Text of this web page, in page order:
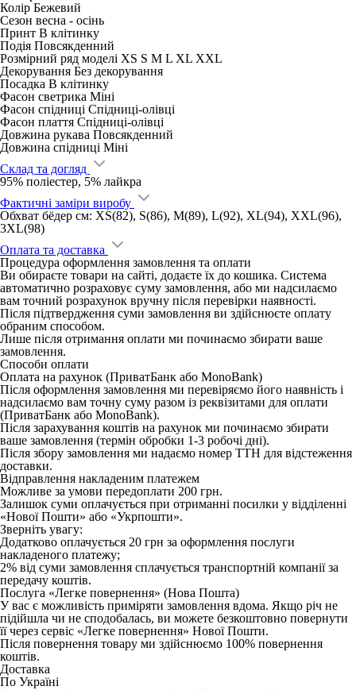
Колір Бежевий
Сезон весна - ocінь
Принт В клітинку
Подія Повсякденний
Розмірний ряд моделі XS S M L XL XXL
Декорування Без декорування
Посадка В клітинку
Фасон светрика Міні
Фасон спідниці Спідниці-олівці
Фасон плаття Спідниці-олівці
Довжина рукава Повсякденний
Довжина спідниці Міні
Склад та догляд
95% поліестер, 5% лайкра
Фактичні заміри виробу
Обхват бёдер см: XS(82), S(86), M(89), L(92), XL(94), XXL(96),
3XL(98)
Оплата та доставка
Процедура оформлення замовлення та оплати
Ви обираєте товари на сайті, додаєте їх до кошика. Система
автоматично розраховує суму замовлення, або ми надсилаємо
вам точний розрахунок вручну після перевірки наявності.
Після підтвердження суми замовлення ви здійснюєте оплату
обраним способом.
Лише після отримання оплати ми починаємо збирати ваше
замовлення.
Способи оплати
Оплата на рахунок (ПриватБанк або MonoBank)
Після оформлення замовлення ми перевіряємо його наявність і
надсилаємо вам точну суму разом із реквізитами для оплати
(ПриватБанк або MonoBank).
Після зарахування коштів на рахунок ми починаємо збирати
ваше замовлення (термін обробки 1-3 робочі дні).
Після збору замовлення ми надаємо номер ТТН для відстеження
доставки.
Відправлення накладеним платежем
Можливе за умови передоплати 200 грн.
Залишок суми оплачується при отриманні посилки у відділенні
«Нової Пошти» або «Укрпошти».
Зверніть увагу:
Додатково оплачується 20 грн за оформлення послуги
накладеного платежу;
2% від суми замовлення сплачується транспортній компанії за
передачу коштів.
Послуга «Легке повернення» (Нова Пошта)
У вас є можливість приміряти замовлення вдома. Якщо річ не
підійшла чи не сподобалась, ви можете безкоштовно повернути
її через сервіс «Легке повернення» Нової Пошти.
Після повернення товару ми здійснюємо 100% повернення
коштів.
Доставка
По Україні